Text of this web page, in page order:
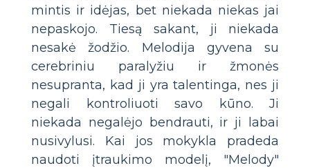
mintis ir idėjas, bet niekada niekas jai
nepaskojo. Tiesą sakant, ji niekada
nesakė žodžio. Melodija gyvena su
cerebriniu paralyžiu ir žmonės
nesupranta, kad ji yra talentinga, nes ji
negali kontroliuoti savo kūno. Ji
niekada negalėjo bendrauti, ir ji labai
nusivylusi. Kai jos mokykla pradeda
naudoti įtraukimo modelį, "Melody"